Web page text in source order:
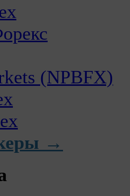
(NPBFX)
→